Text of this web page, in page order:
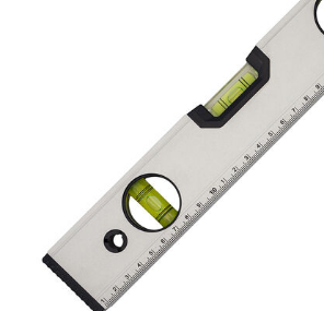
Outdoor en vrije tijd
Gereedschap en veiligheid
Snoepgoed
Home en living